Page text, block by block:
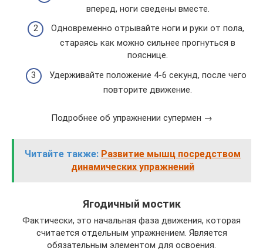
вперед, ноги сведены вместе.
Одновременно отрывайте ноги и руки от пола,
стараясь как можно сильнее прогнуться в
пояснице.
Удерживайте положение 4-6 секунд, после чего
повторите движение.
Подробнее об упражнении супермен →
Читайте также: Развитие мышц посредством
динамических упражнений
Ягодичный мостик
Фактически, это начальная фаза движения, которая
считается отдельным упражнением. Является
обязательным элементом для освоения.